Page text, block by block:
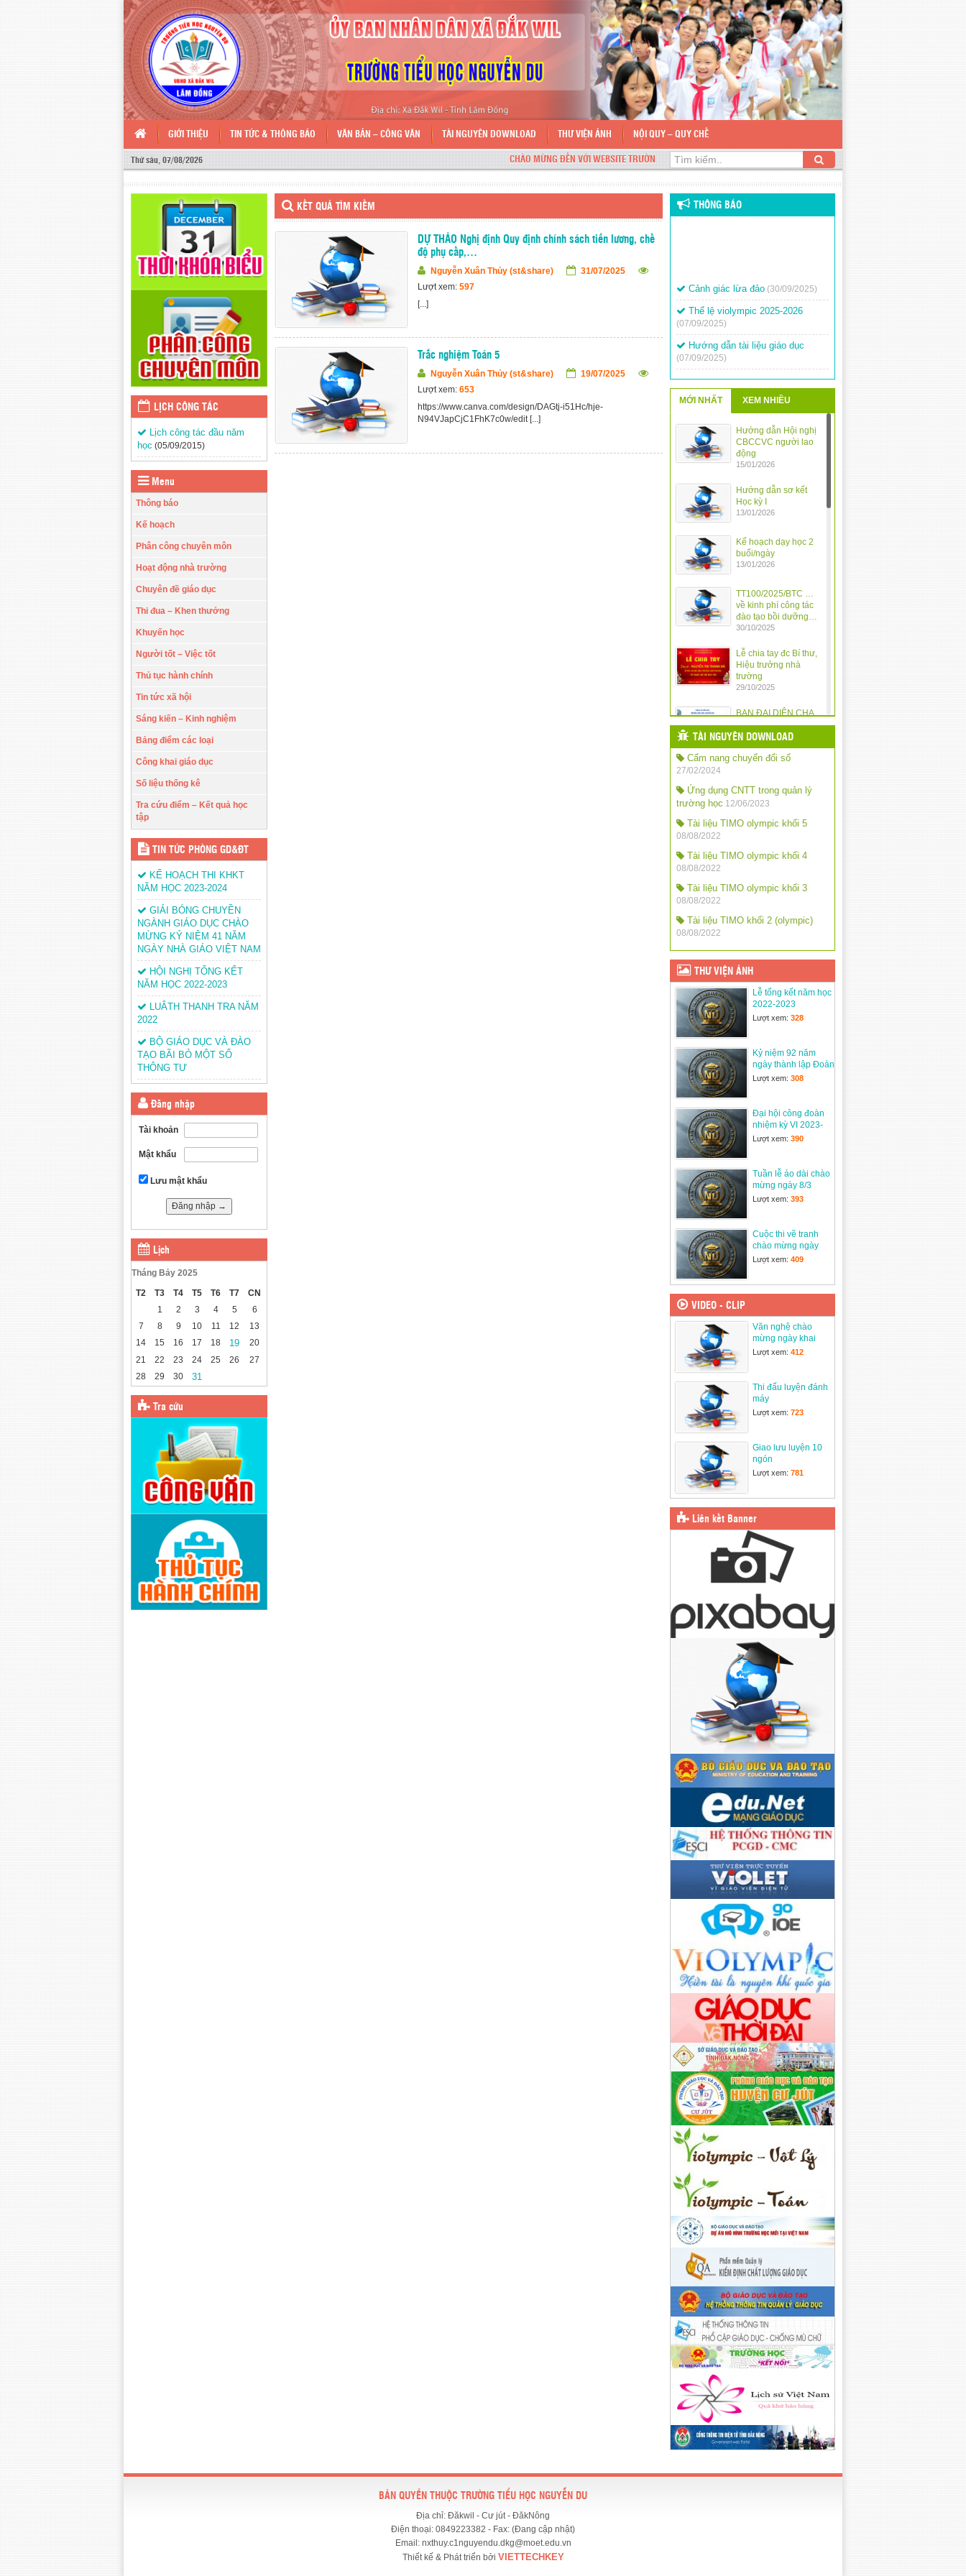
GIỚI THIỆU TIN TỨC & THÔNG BÁO VĂN BẢN – CÔNG VĂN TÀI NGUYÊN DOWNLOAD THƯ VIỆN ẢNH NỘI QUY – QUY CHẾ
Thứ sáu, 07/08/2026 CHÀO MỪNG ĐẾN VỚI WEBSITE TRƯỜNG TIỂU HỌC NGUYỄN DU
LỊCH CÔNG TÁC
Lịch công tác đầu năm
học (05/09/2015)
Menu
Thông báo
Kế hoạch
Phân công chuyên môn
Hoạt động nhà trường
Chuyên đề giáo dục
Thi đua – Khen thưởng
Khuyến học
Người tốt – Việc tốt
Thủ tục hành chính
Tin tức xã hội
Sáng kiến – Kinh nghiệm
Bảng điểm các loại
Công khai giáo dục
Số liệu thống kê
Tra cứu điểm – Kết quả học
tập
TIN TỨC PHÒNG GD&ĐT
KẾ HOẠCH THI KHKT
NĂM HỌC 2023-2024
GIẢI BÓNG CHUYỀN
NGÀNH GIÁO DỤC CHÀO
MỪNG KỶ NIỆM 41 NĂM
NGÀY NHÀ GIÁO VIỆT NAM
HỘI NGHỊ TỔNG KẾT
NĂM HỌC 2022-2023
LUÂTH THANH TRA NĂM
2022
BỘ GIÁO DỤC VÀ ĐÀO
TẠO BÃI BỎ MỘT SỐ
THÔNG TƯ
Đăng nhập
Tài khoản
Mật khẩu
Lưu mật khẩu
Lịch
Tháng Bảy 2025
T2
T3 T4 T5 T6 T7
CN
1
2 3 4 5
6
7
8 9 10 11 12
13
14
15 16 17 18 19
20
21
22 23 24 25 26
27
28
29 30 31
Tra cứu
KẾT QUẢ TÌM KIẾM
DỰ THẢO Nghị định Quy định chính sách tiền lương, chế
độ phụ cấp,…
Nguyễn Xuân Thủy (st&share)
31/07/2025
Lượt xem: 597
[...]
Trắc nghiệm Toán 5
Nguyễn Xuân Thủy (st&share)
19/07/2025
Lượt xem: 653
https://www.canva.com/design/DAGtj-i51Hc/hje-
N94VJapCjC1FhK7c0w/edit [...]
THÔNG BÁO
Thể lệ violympic 2025-2026
(07/09/2025)
Hướng dẫn tài liệu giáo dục
(07/09/2025)
Sân chơi vẽ tranh: Trường học
hạnh phúc (19/03/2024)
Tập huấn sử dụng chữ ký số
Kế hoạch tổ chức ngày hội vui
khỏe (12/03/2024)
Tổ chức Hội thi Olympic Tiếng
Việt – Toán Tuổi thơ cấp tiểu học
năm học 2023-2024 (12/03/2024)
Thay đổi thời gian thi Giao lưu
Cuộc thi vẽ tranh về Chiến thắng
Điện Biên Phủ
(11/03/2024)
Hội thi Giao lưu “Tiếng Việt của
chúng em” (26/02/2024)
MỚI NHẤT XEM NHIỀU
Hướng dẫn Hội nghị
CBCCVC người lao
động
15/01/2026
Hướng dẫn sơ kết
Học kỳ I
13/01/2026
Kế hoạch dạy học 2
buổi/ngày
13/01/2026
TT100/2025/BTC …
về kinh phí công tác
đào tạo bồi dưỡng…
30/10/2025
Lễ chia tay đc Bí thư,
Hiệu trưởng nhà
trường
29/10/2025
BAN ĐẠI DIỆN CHA
MẸ HỌC SINH
TRƯỜNG TIỂU HỌC
NGUYỄN DU TRIỂN
KHAI KẾ HOẠCH HOẠT ĐỘNG NĂM
HỌC 2025 – 2026
Quy định chế độ trả
tiền lương dạy thêm
giờ đối với nhà giáo
dục công lập
24/09/2025
QĐ khen thưởng năm
mức độ chuyển đổi
số
23/09/2025
DỰ THẢO Nghị định
Quy định chính sách
tiền lương, chế độ
phụ cấp,…
31/07/2025
Trắc nghiệm Toán 5
19/07/2025
TRƯỜNG TIỂU HỌC
NGUYỄN DU ĐÓN
THIỆN NGUYỆN ĐẦY
Ý NGHĨA TỪ TRƯỜNG TIỂU HỌC LÊ
HOÀN – Q. Gò Vấp – TP. HCM
14/06/2025
Lễ tổng kết năm học
2024-2025
28/05/2025
Công Đoàn Viên Giỏi
3/2025
31/03/2025
Ngày Hội thiếu nhi
vui khỏe
24/03/2025
TÀI NGUYÊN DOWNLOAD
Cẩm nang chuyển đổi số
27/02/2024
Ứng dụng CNTT trong quản lý
trường học 12/06/2023
Tài liệu TIMO olympic khối 5
08/08/2022
Tài liệu TIMO olympic khối 4
08/08/2022
Tài liệu TIMO olympic khối 3
08/08/2022
Tài liệu TIMO khối 2 (olympic)
08/08/2022
THƯ VIỆN ẢNH
Lễ tổng kết năm học
2022-2023
Lượt xem: 328
Kỷ niệm 92 năm
ngày thành lập Đoàn
TNCSHCM
Lượt xem: 308
Đại hội công đoàn
nhiệm kỳ VI 2023-
2028
Lượt xem: 390
Tuần lễ áo dài chào
mừng ngày 8/3
Lượt xem: 393
Cuộc thi vẽ tranh
chào mừng ngày
thành lập Quân đội
Lượt xem: 409
VIDEO - CLIP
Văn nghệ chào
mừng ngày khai
giảng năm học mới
Lượt xem: 412
Thi đấu luyện đánh
máy
Lượt xem: 723
Giao lưu luyện 10
ngón
Lượt xem: 781
Liên kết Banner
BẢN QUYỀN THUỘC TRƯỜNG TIỂU HỌC NGUYỄN DU
Địa chỉ: Đăkwil - Cư jút - ĐăkNông
Điện thoại: 0849223382 - Fax: (Đang cập nhật)
Email: nxthuy.c1nguyendu.dkg@moet.edu.vn
Thiết kế & Phát triển bởi VIETTECHKEY